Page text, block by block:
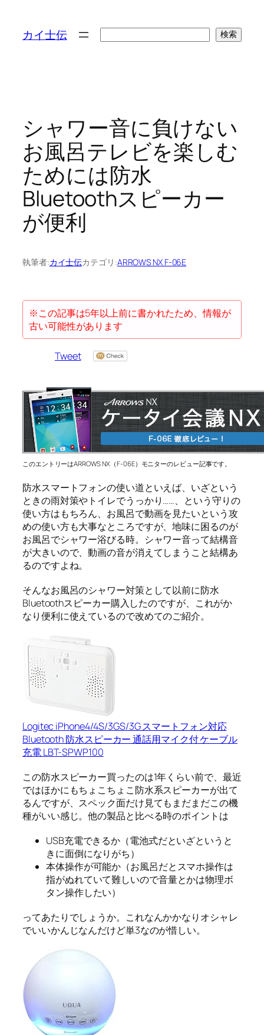
カイ士伝 検索
シャワー音に負けない
お風呂テレビを楽しむ
ためには防水
Bluetoothスピーカー
が便利
執筆者:カイ士伝カテゴリ:ARROWS NX F-06E
※この記事は5年以上前に書かれたため、情報が
古い可能性があります
Tweet
このエントリーはARROWS NX（F-06E）モニターのレビュー記事です。
防水スマートフォンの使い道といえば、いざという
ときの雨対策やトイレでうっかり……、という守りの
使い方はもちろん、お風呂で動画を見たいという攻
めの使い方も大事なところですが、地味に困るのが
お風呂でシャワー浴びる時。シャワー音って結構音
が大きいので、動画の音が消えてしまうこと結構あ
るのですよね。
そんなお風呂のシャワー対策として以前に防水
Bluetoothスピーカー購入したのですが、これがか
なり便利に使えているので改めてのご紹介。
Logitec iPhone4/4S/3GS/3G スマートフォン対応
Bluetooth 防水スピーカー 通話用マイク付 ケーブル
充電 LBT-SPWP100
この防水スピーカー買ったのは1年くらい前で、最近
ではほかにもちょこちょこ防水系スピーカーが出て
るんですが、スペック面だけ見てもまだまだこの機
種がいい感じ。他の製品と比べる時のポイントは
USB充電できるか（電池式だといざというと
きに面倒になりがち）
本体操作が可能か（お風呂だとスマホ操作は
指がぬれていて難しいので音量とかは物理ボ
タン操作したい）
ってあたりでしょうか。これなんかかなりオシャレ
でいいかんじなんだけど単3なのが惜しい。